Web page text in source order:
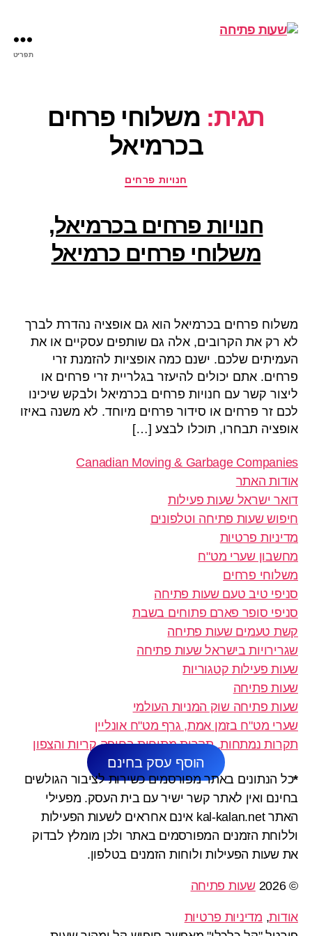
תפריט
תגית: משלוחי פרחים
בכרמיאל
קטגוריות
חנויות פרחים
חנויות פרחים בכרמיאל,
משלוחי פרחים כרמיאל
משלוח פרחים בכרמיאל הוא גם אופציה נהדרת לברך
לא רק את הקרובים, אלה גם שותפים עסקיים או את
העמיתים שלכם. ישנם כמה אופציות להזמנת זרי
פרחים. אתם יכולים להיעזר בגלריית זרי פרחים או
ליצור קשר עם חנויות פרחים בכרמיאל ולבקש שיכינו
לכם זר פרחים או סידור פרחים מיוחד. לא משנה באיזו
אופציה תבחרו, תוכלו לבצע […]
Canadian Moving & Garbage Companies
אודות האתר
דואר ישראל שעות פעילות
חיפוש שעות פתיחה וטלפונים
מדיניות פרטיות
מחשבון שערי מט"ח
משלוחי פרחים
סניפי טיב טעם שעות פתיחה
סניפי סופר פארם פתוחים בשבת
קשת טעמים שעות פתיחה
שגרירויות בישראל שעות פתיחה
שעות פעילות קטגוריות
שעות פתיחה
שעות פתיחה שוק המניות העולמי
שערי מט"ח בזמן אמת, גרף מט"ח אונליין
תקרות נמתחות, תקרות מתוחות בחיפה קריות והצפון
הוסף עסק בחינם
*כל הנתונים באתר מפורסמים כשירות לציבור הגולשים
בחינם ואין לאתר קשר ישיר עם בית העסק. מפעילי
האתר kal-kalan.net אינם אחראים לשעות הפעילות
וללוחת הזמנים המפורסמים באתר ולכן מומלץ לבדוק
את שעות הפעילות ולוחות הזמנים בטלפון.
© 2026 שעות פתיחה
אודות, מדיניות פרטיות